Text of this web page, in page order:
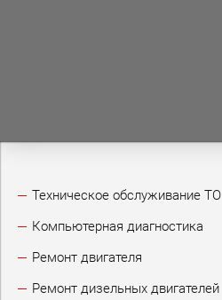
Техническое обслуживание ТО
Компьютерная диагностика
Ремонт двигателя
Ремонт дизельных двигателей